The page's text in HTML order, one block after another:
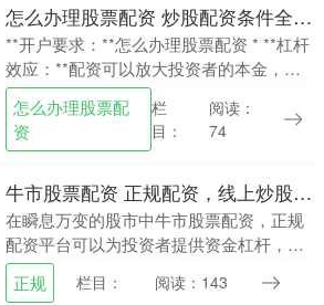
怎么办理股票配资 炒股配资条件全解析：开户要求与风险提示
**开户要求：**怎么办理股票配资 * **杠杆
效应：**配资可以放大投资者的本金，提
高其收益率。 * 年满18周岁，具有完全民
事行为能力 * 拥有证券账户和资....
怎么办理股票配
资
栏
目：
阅读：
74
牛市股票配资 正规配资，线上炒股门户，安全可靠
在瞬息万变的股市中牛市股票配资，正规
配资平台可以为投资者提供资金杠杆，放
大收益空间。然而，选择配资平台时，安
全可靠至关重要。 * **资金损失：**杠杆放
正规 栏目： 阅读：143